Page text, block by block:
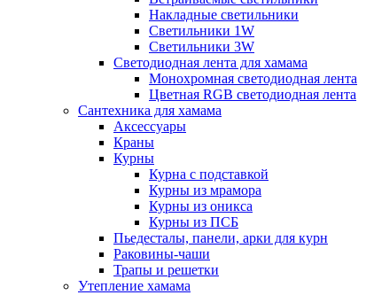
Накладные светильники
Светильники 1W
Светильники 3W
Светодиодная лента для хамама
Монохромная светодиодная лента
Цветная RGB светодиодная лента
Сантехника для хамама
Аксессуары
Краны
Курны
Курна с подставкой
Курны из мрамора
Курны из оникса
Курны из ПСБ
Пьедесталы, панели, арки для курн
Раковины-чаши
Трапы и решетки
Утепление хамама